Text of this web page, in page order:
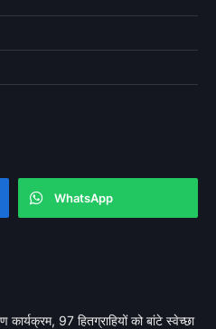
WhatsApp
97 हितग्राहियों को बांटे स्वेच्छा